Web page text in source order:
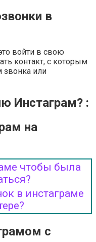
в
войти в свою
контакт, с которым
звонка или
Инстаграм? :
на
чтобы была
в инстаграме
с